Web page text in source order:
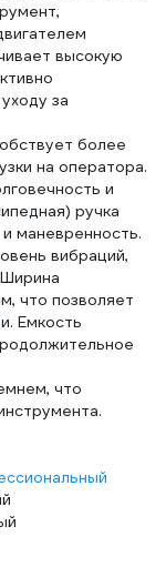
высокую
за
более
на оператора.
и
ручка
маневренность.
вибраций,
что позволяет
Емкость
что